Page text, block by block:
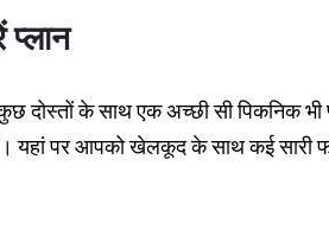
दोस्तों के साथ एक अच्छी सी पिकनिक
यहां पर आपको खेलकूद के साथ कई सारी